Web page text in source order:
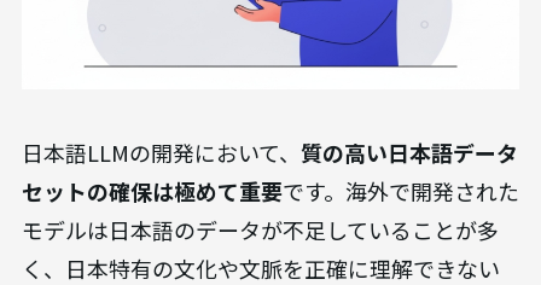
日本語LLMの開発において、 質の高い日本語データ
セットの確保は極めて重要です。海外で開発された
モデルは日本語のデータが不足していることが多
く、日本特有の文化や文脈を正確に理解できない